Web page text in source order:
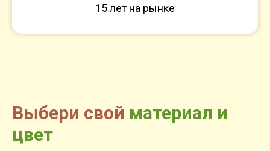
15 лет на рынке
Выбери свой материал и
цвет